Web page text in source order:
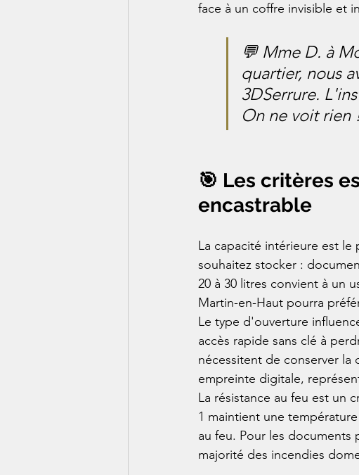
face à un coffre invisible et
💬 Mme D. à
quartier, nous
3DSerrure.
On ne voit rien
🎯 Les critères
encastrable
La capacité intérieure est le
souhaitez stocker :
20 à 30 litres convient à un
Martin-en-Haut pourra
Le type d'ouverture
accès rapide sans clé à
nécessitent de conserver la
empreinte digitale,
La résistance au feu est un
1 maintient une
au feu. Pour les documents
majorité des incendies